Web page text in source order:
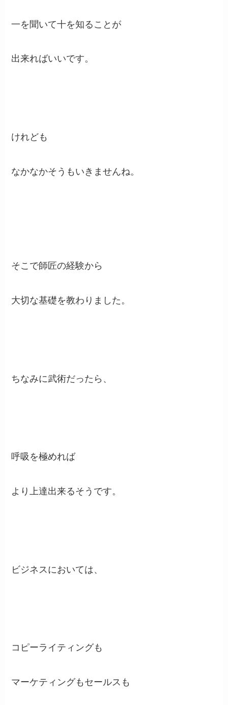
一を聞いて十を知ることが
出来ればいいです。
けれども
なかなかそうもいきませんね。
そこで師匠の経験から
大切な基礎を教わりました。
ちなみに武術だったら、
呼吸を極めれば
より上達出来るそうです。
ビジネスにおいては、
コピーライティングも
マーケティングもセールスも